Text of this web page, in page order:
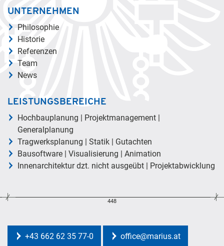
UNTERNEHMEN
Philosophie
Historie
Referenzen
Team
News
LEISTUNGSBEREICHE
Hochbauplanung | Projektmanagement |
Generalplanung
Tragwerksplanung | Statik | Gutachten
Bausoftware | Visualisierung | Animation
Innenarchitektur dzt. nicht ausgeübt | Projektabwicklung
448
+43 662 62 35 77-0 office@marius.at